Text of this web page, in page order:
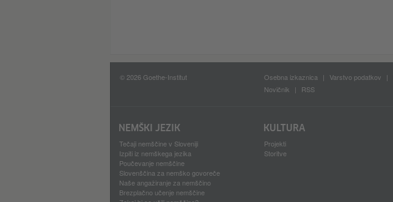
© 2026 Goethe-Institut Osebna izkaznica Varstvo podatkov
Novičnik
RSS
NEMŠKI JEZIK
Tečaji nemščine v Sloveniji
Izpiti iz nemškega jezika
Poučevanje nemščine
Slovenščina za nemško govoreče
Naše angažiranje za nemščino
Brezplačno učenje nemščine
KULTURA
Projekti
Storitve